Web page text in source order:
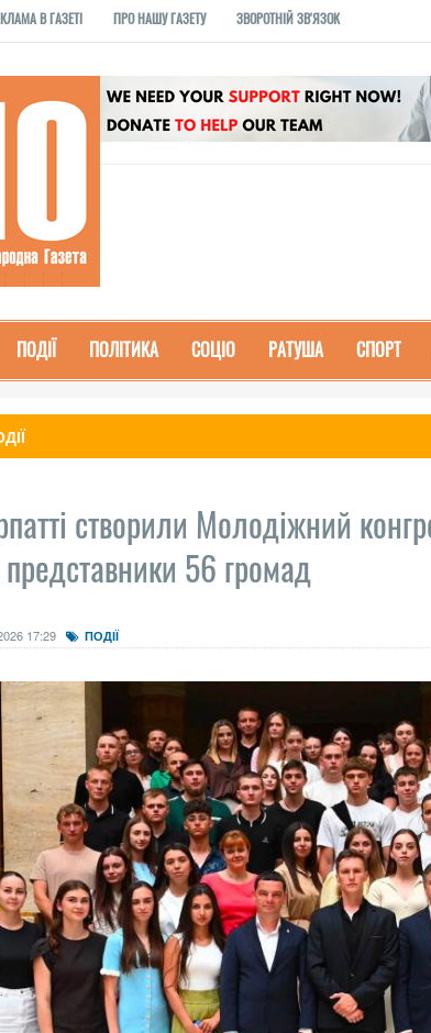
В ГАЗЕТІ ПРО НАШУ ГАЗЕТУ ЗВОРОТНІЙ ЗВ'ЯЗОК
ПОДІЇ ПОЛІТИКА СОЦІО РАТУША СПОРТ
створили Молодіжний
56 громад
17:29 ПОДІЇ